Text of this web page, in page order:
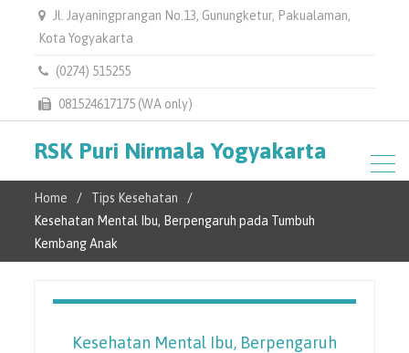
Jl. Jayaningprangan No.13, Gunungketur, Pakualaman,
Kota Yogyakarta
(0274) 515255
081524617175 (WA only)
RSK Puri Nirmala Yogyakarta
Home
Tips Kesehatan
Kesehatan Mental Ibu, Berpengaruh pada Tumbuh
Kembang Anak
Kesehatan Mental Ibu, Berpengaruh